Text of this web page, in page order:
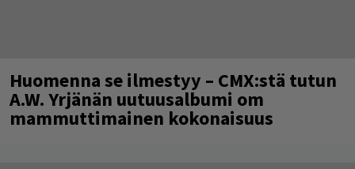
Huomenna se ilmestyy – CMX:stä tutun
A.W. Yrjänän uutuusalbumi om
mammuttimainen kokonaisuus